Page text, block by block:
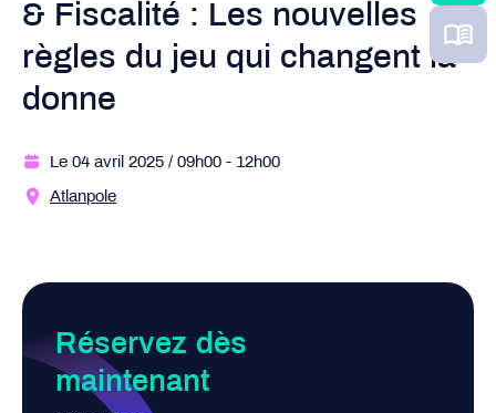
& Fiscalité : Les nouvelles
règles du jeu qui changent la
donne
Le 04 avril 2025 / 09h00 - 12h00
Atlanpole
Réservez dès
maintenant